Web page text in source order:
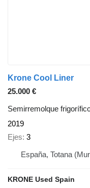
Krone Cool Liner
25.000 €
Semirremolque
2019
Ejes 3
España, Totana
KRONE Used Spain